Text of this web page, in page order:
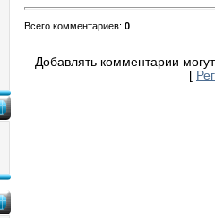
Всего комментариев: 0
Добавлять комментарии
[